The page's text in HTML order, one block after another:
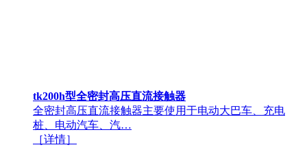
tk200h型全密封高压直流接触器
全密封高压直流接触器主要使用于电动大巴车、充电
桩、电动汽车、汽…
［详情］